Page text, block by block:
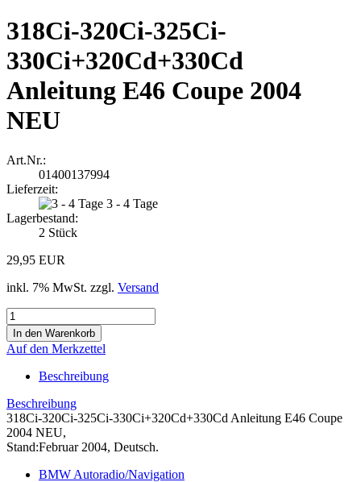
318Ci-320Ci-325Ci-
330Ci+320Cd+330Cd
Anleitung E46 Coupe 2004
NEU
Art.Nr.:
01400137994
Lieferzeit:
3 - 4 Tage
Lagerbestand:
2 Stück
29,95 EUR
inkl. 7% MwSt. zzgl. Versand
Auf den Merkzettel
Beschreibung
Beschreibung
318Ci-320Ci-325Ci-330Ci+320Cd+330Cd Anleitung E46 Coupe
2004 NEU,
Stand:Februar 2004, Deutsch.
BMW Autoradio/Navigation